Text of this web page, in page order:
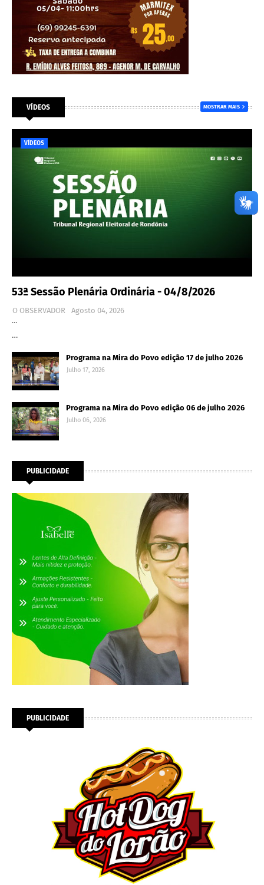
VÍDEOS MOSTRAR MAIS
VÍDEOS
53ª Sessão Plenária Ordinária - 04/8/2026
O OBSERVADOR
Agosto 04, 2026
…
…
Programa na Mira do Povo edição 17 de julho 2026
Julho 17, 2026
Programa na Mira do Povo edição 06 de julho 2026
Julho 06, 2026
PUBLICIDADE
PUBLICIDADE